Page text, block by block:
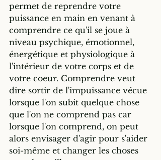
permet de reprendre votre
puissance en main en venant à
comprendre ce qu'il se joue à
niveau psychique, émotionnel,
énergétique et physiologique à
l'intérieur de votre corps et de
votre coeur. Comprendre veut
dire sortir de l'impuissance vécue
lorsque l'on subit quelque chose
que l'on ne comprend pas car
lorsque l'on comprend, on peut
alors envisager d'agir pour s'aider
soi-même et changer les choses